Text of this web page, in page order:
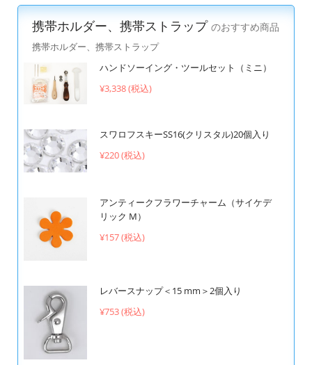
携帯ホルダー、携帯ストラップ のおすすめ商品
携帯ホルダー、携帯ストラップ
ハンドソーイング・ツールセット（ミニ）
¥3,338 (税込)
スワロフスキーSS16(クリスタル)20個入り
¥220 (税込)
アンティークフラワーチャーム（サイケデ
リック M）
¥157 (税込)
レバースナップ＜15 mm＞2個入り
¥753 (税込)